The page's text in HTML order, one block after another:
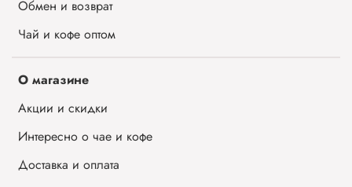
Обмен и возврат
Чай и кофе оптом
О магазине
Акции и скидки
Интересно о чае и кофе
Доставка и оплата